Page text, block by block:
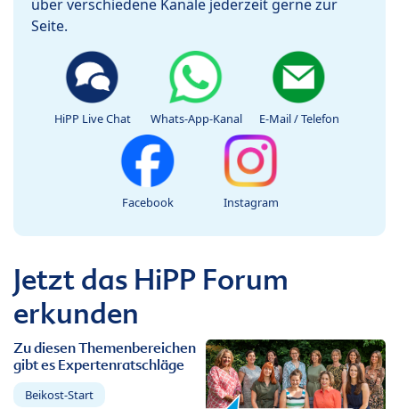
über verschiedene Kanäle jederzeit gerne zur
Seite.
HiPP Live Chat Whats-App-Kanal E-Mail / Telefon
Facebook Instagram
Jetzt das HiPP Forum
erkunden
Zu diesen Themenbereichen
gibt es Expertenratschläge
Beikost-Start